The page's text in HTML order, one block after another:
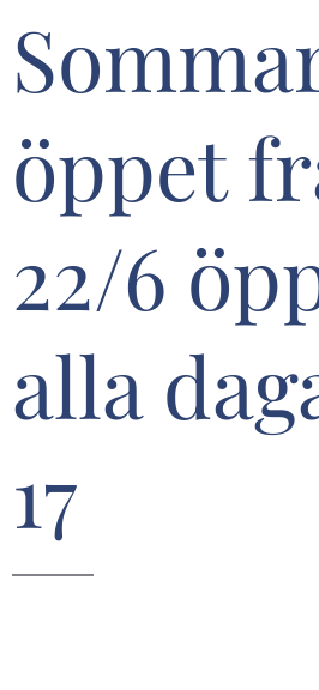
öppet
22/6
alla
17